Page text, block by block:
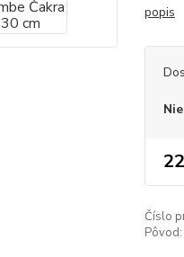
popis
Číslo
Pôvod: